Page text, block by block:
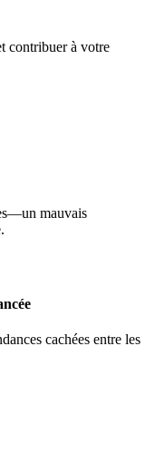
contribuer à votre
mauvais
cachées entre les